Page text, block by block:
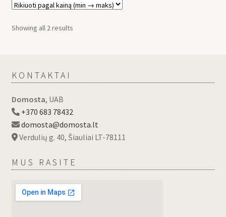
Showing all 2 results
KONTAKTAI
Domosta, UAB
+370 683 78432
domosta@domosta.lt
Verdulių g. 40, Šiauliai LT-78111
MUS RASITE